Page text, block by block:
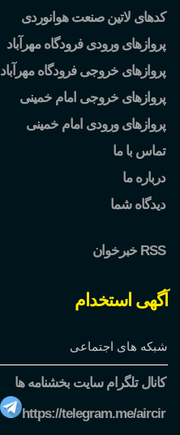
کدهای لاتین صنعت هوانوردی
پروازهای ورودی فرودگاه مهرآباد
پروازهای خروجی فرودگاه مهرآباد
پروازهای خروجی امام خمینی
پروازهای ورودی امام خمینی
تماس با ما
درباره ما
دیدگاه شما
خبرخوان RSS
آگهی استخدام
شبکه های اجتماعی
کانال تلگرام سایت بخشنامه ها
https://telegram.me/aircir